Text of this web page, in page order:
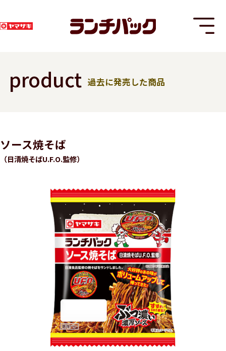
product 過去に発売した商品
ソース焼そば
（日清焼そばU.F.O.監修）